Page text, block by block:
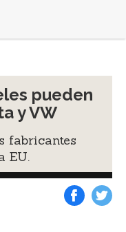
pueden
y VW
fabricantes
EU.